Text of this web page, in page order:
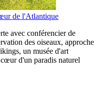
de l'Atlantique
avec conférencier de
des oiseaux, approche
un musée d'art
d'un paradis naturel